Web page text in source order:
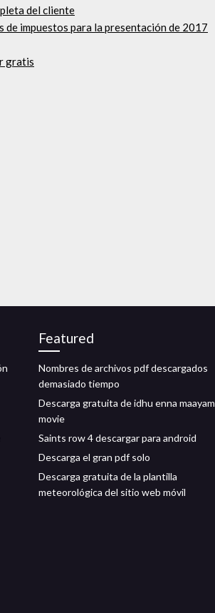
del cliente
impuestos para la presentación de 2017
gratis
Featured
Nombres de archivos pdf descargados
demasiado tiempo
Descarga gratuita de idhu enna maayam
movie
Saints row 4 descargar para android
Descarga el gran pdf solo
Descarga gratuita de la plantilla
meteorológica del sitio web móvil